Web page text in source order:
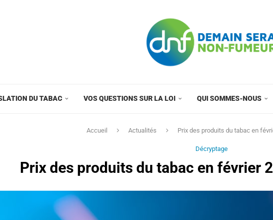
DU TABAC VOS QUESTIONS SUR LA LOI QUI SOMMES-NOUS
Accueil Actualités Prix des produits du tabac en
Décryptage
Prix des produits du tabac en février